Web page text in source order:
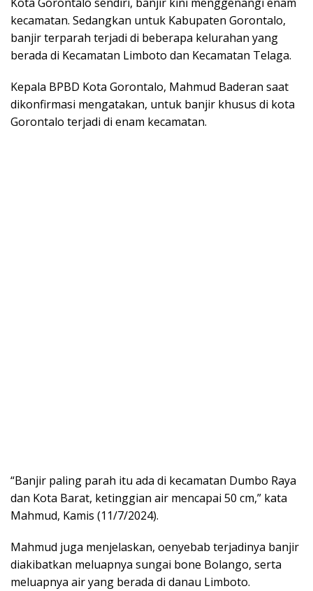
kecamatan. Sedangkan untuk Kabupaten Gorontalo,
banjir terparah terjadi di beberapa kelurahan yang
berada di Kecamatan Limboto dan Kecamatan Telaga.
Kepala BPBD Kota Gorontalo, Mahmud Baderan saat
dikonfirmasi mengatakan, untuk banjir khusus di kota
Gorontalo terjadi di enam kecamatan.
“Banjir paling parah itu ada di kecamatan Dumbo Raya
dan Kota Barat, ketinggian air mencapai 50 cm,” kata
Mahmud, Kamis (11/7/2024).
Mahmud juga menjelaskan, oenyebab terjadinya banjir
diakibatkan meluapnya sungai bone Bolango, serta
meluapnya air yang berada di danau Limboto.